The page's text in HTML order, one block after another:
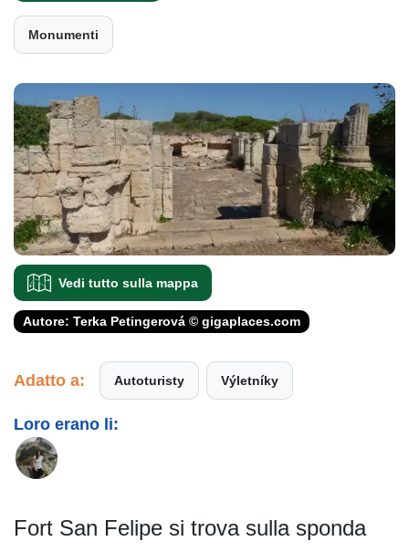
Monumenti
Vedi tutto sulla mappa
Autore: Terka Petingerová © gigaplaces.com
Adatto a: Autoturisty Výletníky
Loro erano li:
Fort San Felipe si trova sulla sponda